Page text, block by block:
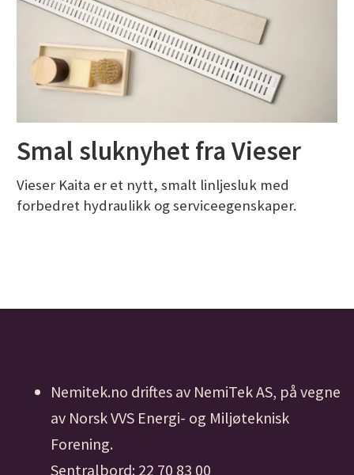
Smal sluknyhet fra Vieser
Vieser Kaita er et nytt, smalt linljesluk med
forbedret hydraulikk og serviceegenskaper.
Nemitek.no driftes av NemiTek AS, på vegne
av Norsk VVS Energi- og Miljøteknisk
Forening.
Sentralbord: 22 70 83 00